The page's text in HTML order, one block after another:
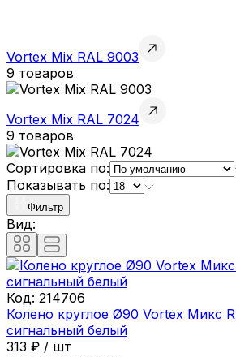
Vortex Mix RAL 9003
9 товаров
Vortex Mix RAL 7024
9 товаров
Сортировка по:
Показывать по:
Фильтр
Вид:
Код: 214706
Колено круглое Ø90 Vortex Микс
сигнальный белый
313 ₽ / шт